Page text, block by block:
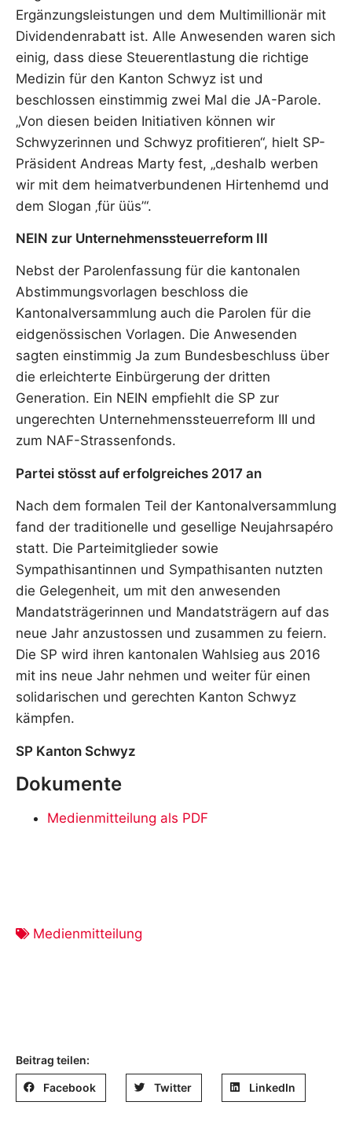
Ergänzungsleistungen und dem Multimillionär mit
Dividendenrabatt ist. Alle Anwesenden waren sich
einig, dass diese Steuerentlastung die richtige
Medizin für den Kanton Schwyz ist und
beschlossen einstimmig zwei Mal die JA-Parole.
„Von diesen beiden Initiativen können wir
Schwyzerinnen und Schwyz profitieren“, hielt SP-
Präsident Andreas Marty fest, „deshalb werben
wir mit dem heimatverbundenen Hirtenhemd und
dem Slogan ‚für üüs’“.
NEIN zur Unternehmenssteuerreform III
Nebst der Parolenfassung für die kantonalen
Abstimmungsvorlagen beschloss die
Kantonalversammlung auch die Parolen für die
eidgenössischen Vorlagen. Die Anwesenden
sagten einstimmig Ja zum Bundesbeschluss über
die erleichterte Einbürgerung der dritten
Generation. Ein NEIN empfiehlt die SP zur
ungerechten Unternehmenssteuerreform III und
zum NAF-Strassenfonds.
Partei stösst auf erfolgreiches 2017 an
Nach dem formalen Teil der Kantonalversammlung
fand der traditionelle und gesellige Neujahrsapéro
statt. Die Parteimitglieder sowie
Sympathisantinnen und Sympathisanten nutzten
die Gelegenheit, um mit den anwesenden
Mandatsträgerinnen und Mandatsträgern auf das
neue Jahr anzustossen und zusammen zu feiern.
Die SP wird ihren kantonalen Wahlsieg aus 2016
mit ins neue Jahr nehmen und weiter für einen
solidarischen und gerechten Kanton Schwyz
kämpfen.
SP Kanton Schwyz
Dokumente
Medienmitteilung als PDF
Medienmitteilung
Beitrag teilen:
Facebook Twitter LinkedIn